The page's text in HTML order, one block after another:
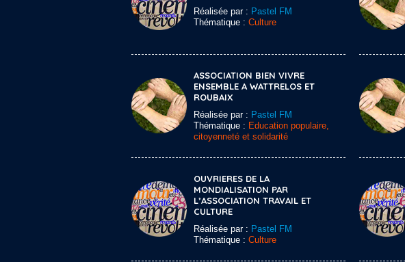
Réalisée par : Pastel FM
Thématique : Culture
ASSOCIATION BIEN VIVRE
ENSEMBLE A WATTRELOS ET
ROUBAIX
Réalisée par : Pastel FM
Thématique : Education populaire,
citoyenneté et solidarité
OUVRIERES DE LA
MONDIALISATION PAR
L’ASSOCIATION TRAVAIL ET
CULTURE
Réalisée par : Pastel FM
Thématique : Culture